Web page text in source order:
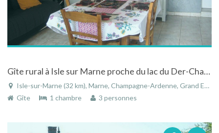
Gîte rural à Isle sur Marne proche du lac du Der-Chantecoq
Isle-sur-Marne (32 km), Marne, Champagne-Ardenne, Grand Est, France
Gîte
1 chambre 3 personnes